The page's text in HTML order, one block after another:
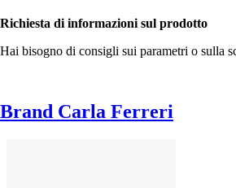
Richiesta di informazioni sul prodotto
Hai bisogno di consigli sui parametri o sulla
Brand Carla Ferreri